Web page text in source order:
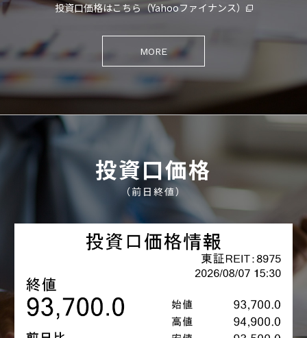
投資口価格はこちら（Yahooファイナンス）
MORE
投資口価格
（前日終値）